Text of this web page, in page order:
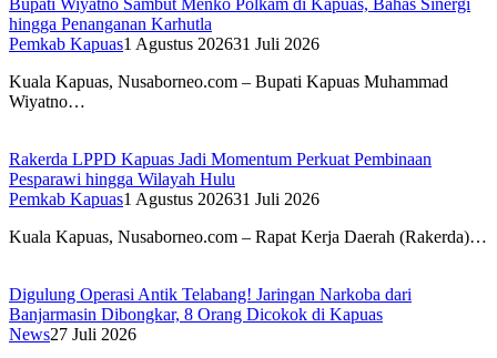
hingga Penanganan Karhutla
Pemkab Kapuas1 Agustus 202631 Juli 2026
Kuala Kapuas, Nusaborneo.com – Bupati Kapuas Muhammad
Wiyatno…
Rakerda LPPD Kapuas Jadi Momentum Perkuat Pembinaan
Pesparawi hingga Wilayah Hulu
Pemkab Kapuas1 Agustus 202631 Juli 2026
Kuala Kapuas, Nusaborneo.com – Rapat Kerja Daerah (Rakerda)…
Digulung Operasi Antik Telabang! Jaringan Narkoba dari
Banjarmasin Dibongkar, 8 Orang Dicokok di Kapuas
News27 Juli 2026